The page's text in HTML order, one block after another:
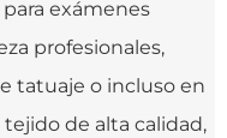
exámenes
profesionales,
tatuaje o incluso en
de alta calidad,